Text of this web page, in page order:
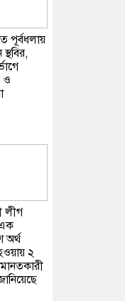
পূর্বধলায়
ও
লীগ
অর্থ
২